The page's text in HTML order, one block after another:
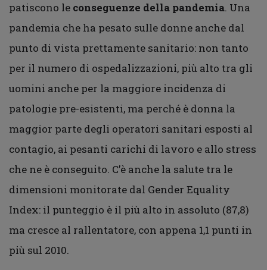
patiscono le conseguenze della pandemia. Una
pandemia che ha pesato sulle donne anche dal
punto di vista prettamente sanitario: non tanto
per il numero di ospedalizzazioni, più alto tra gli
uomini anche per la maggiore incidenza di
patologie pre-esistenti, ma perché è donna la
maggior parte degli operatori sanitari esposti al
contagio, ai pesanti carichi di lavoro e allo stress
che ne è conseguito. C’è anche la salute tra le
dimensioni monitorate dal Gender Equality
Index: il punteggio è il più alto in assoluto (87,8)
ma cresce al rallentatore, con appena 1,1 punti in
più sul 2010.